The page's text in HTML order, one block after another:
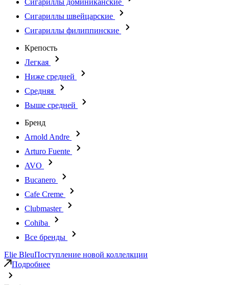
Сигариллы доминиканские
Сигариллы швейцарские
Сигариллы филиппинские
Крепость
Легкая
Ниже средней
Средняя
Выше средней
Бренд
Arnold Andre
Arturo Fuente
AVO
Bucanero
Cafe Creme
Clubmaster
Cohiba
Все бренды
Elie BleuПоступление новой коллелкции
Подробнее